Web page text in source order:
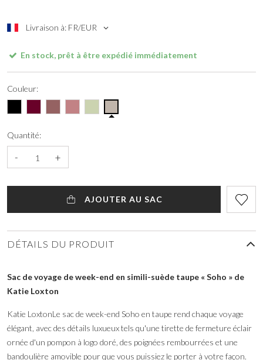
Livraison à: FR/EUR
En stock, prêt à être expédié immédiatement
Couleur:
Quantité:
- +
AJOUTER AU SAC
DÉTAILS DU PRODUIT
Sac de voyage de week-end en simili-suède taupe « Soho » de
Katie Loxton
Katie LoxtonLe sac de week-end Soho en taupe rend chaque voyage
élégant, avec des détails luxueux tels qu'une tirette de fermeture éclair
ornée d'un pompon à logo doré, des poignées rembourrées et une
bandoulière amovible pour que vous puissiez le porter à votre façon.